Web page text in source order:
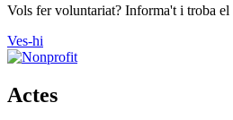
Vols fer voluntariat? Informa't i troba el
Ves-hi
Actes